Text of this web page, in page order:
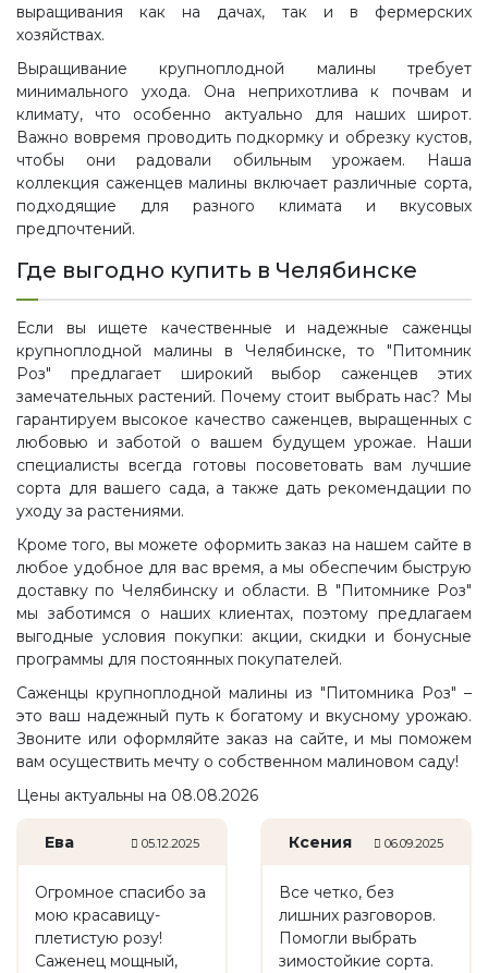
выращивания как на дачах, так и в фермерских
хозяйствах.
Выращивание крупноплодной малины требует
минимального ухода. Она неприхотлива к почвам и
климату, что особенно актуально для наших широт.
Важно вовремя проводить подкормку и обрезку кустов,
чтобы они радовали обильным урожаем. Наша
коллекция саженцев малины включает различные сорта,
подходящие для разного климата и вкусовых
предпочтений.
Где выгодно купить в Челябинске
Если вы ищете качественные и надежные саженцы
крупноплодной малины в Челябинске, то "Питомник
Роз" предлагает широкий выбор саженцев этих
замечательных растений. Почему стоит выбрать нас? Мы
гарантируем высокое качество саженцев, выращенных с
любовью и заботой о вашем будущем урожае. Наши
специалисты всегда готовы посоветовать вам лучшие
сорта для вашего сада, а также дать рекомендации по
уходу за растениями.
Кроме того, вы можете оформить заказ на нашем сайте в
любое удобное для вас время, а мы обеспечим быструю
доставку по Челябинску и области. В "Питомнике Роз"
мы заботимся о наших клиентах, поэтому предлагаем
выгодные условия покупки: акции, скидки и бонусные
программы для постоянных покупателей.
Саженцы крупноплодной малины из "Питомника Роз" –
это ваш надежный путь к богатому и вкусному урожаю.
Звоните или оформляйте заказ на сайте, и мы поможем
вам осуществить мечту о собственном малиновом саду!
Цены актуальны на 08.08.2026
Ева 05.12.2025
Огромное спасибо за
мою красавицу-
плетистую розу!
Саженец мощный,
Ксения 06.09.2025
Все четко, без
лишних разговоров.
Помогли выбрать
зимостойкие сорта.